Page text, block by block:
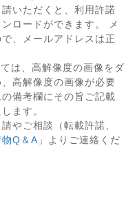
いただくと、利用許諾
ロードができます。 メ
、メールアドレスは正
は、高解像度の画像をダ
高解像度の画像が必要
備考欄にその旨ご記載
ます。
やご相談（転載許諾、
Q＆A」
よりご連絡くだ